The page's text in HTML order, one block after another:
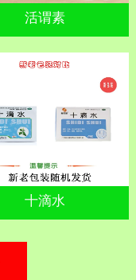
活谓素
十滴水